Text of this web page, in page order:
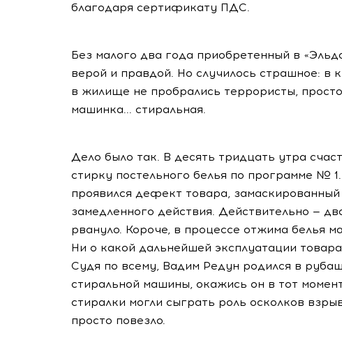
благодаря сертификату ПДС.
Без малого два года приобретенный в
верой и правдой. Но случилось страшное: в
в жилище не пробрались террористы,
машинка... стиральная.
Дело было так. В десять тридцать утра
стирку постельного белья по программе №
проявился дефект товара,
замедленного действия. Действительно —
рвануло. Короче, в процессе отжима белья
Ни о какой дальнейшей эксплуатации
Судя по всему, Вадим Редун родился в
стиральной машины, окажись он в тот
стиралки могли сыграть роль осколков
просто повезло.